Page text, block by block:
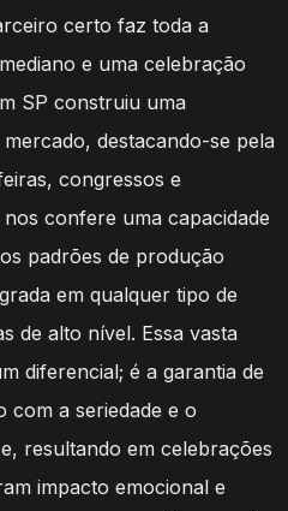
certo faz toda a
e uma celebração
SP construiu uma
destacando-se pela
congressos e
confere uma capacidade
padrões de produção
em qualquer tipo de
de alto nível. Essa vasta
diferencial; é a garantia de
com a seriedade e o
resultando em celebrações
impacto emocional e